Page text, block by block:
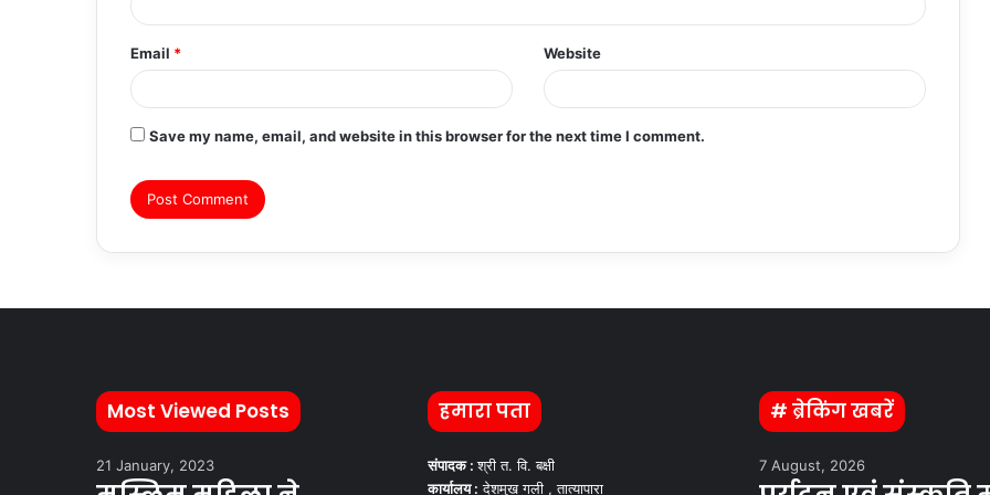
Email * Website
Save my name, email, and website in this browser for the next time I comment.
Most Viewed Posts
21 January, 2023
हमारा पता
संपादक :श्री त. वि. बक्षी
कार्यालय : देशमुख गली , तात्यापारा
# ब्रेकिंग खबरें
7 August, 2026